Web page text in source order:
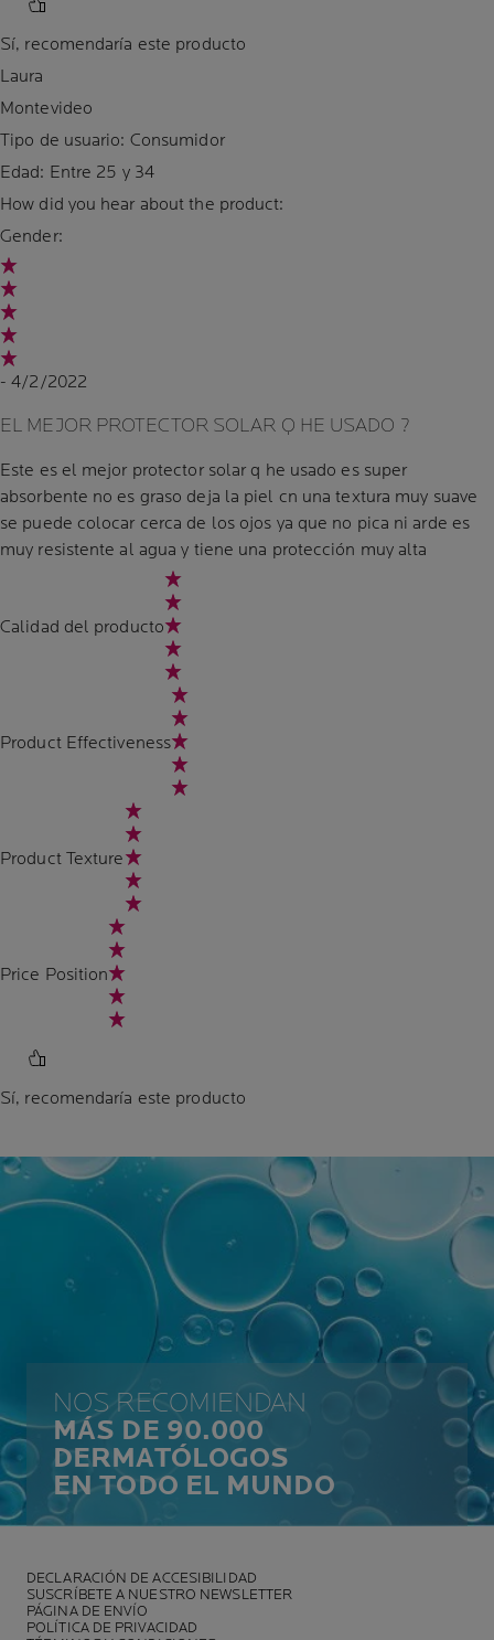
Sí, recomendaría este producto
Laura
Montevideo
Tipo de usuario: Consumidor
Edad: Entre 25 y 34
How did you hear about the product:
Gender:
- 4/2/2022
EL MEJOR PROTECTOR SOLAR Q HE USADO ?
Este es el mejor protector solar q he usado es super
absorbente no es graso deja la piel cn una textura muy suave
se puede colocar cerca de los ojos ya que no pica ni arde es
muy resistente al agua y tiene una protección muy alta
Calidad del producto
Product Effectiveness
Product Texture
Price Position
Sí, recomendaría este producto
NOS RECOMIENDAN
MÁS DE 90.000
DERMATÓLOGOS
EN TODO EL MUNDO
DECLARACIÓN DE ACCESIBILIDAD
SUSCRÍBETE A NUESTRO NEWSLETTER
PÁGINA DE ENVÍO
POLÍTICA DE PRIVACIDAD